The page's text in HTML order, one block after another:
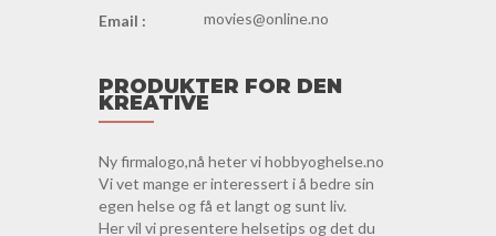
Email :
movies@online.no
PRODUKTER FOR DEN
KREATIVE
Ny firmalogo,nå heter vi hobbyoghelse.no
Vi vet mange er interessert i å bedre sin
egen helse og få et langt og sunt liv.
Her vil vi presentere helsetips og det du